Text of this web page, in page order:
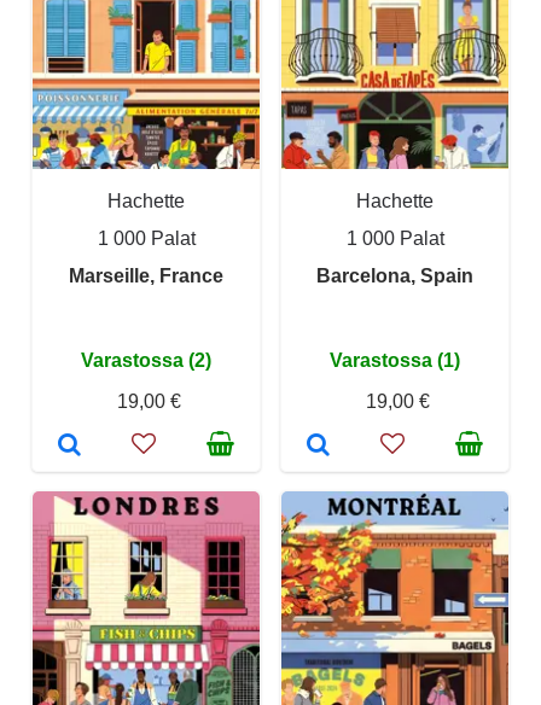
Hachette
1 000 Palat
Marseille, France
Varastossa (2)
19,00 €
Hachette
1 000 Palat
Barcelona, Spain
Varastossa (1)
19,00 €